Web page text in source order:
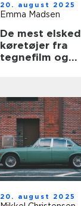
20. august 2025
Emma Madsen
De mest
køretøjer fra
tegnefilm og
20. august 2025